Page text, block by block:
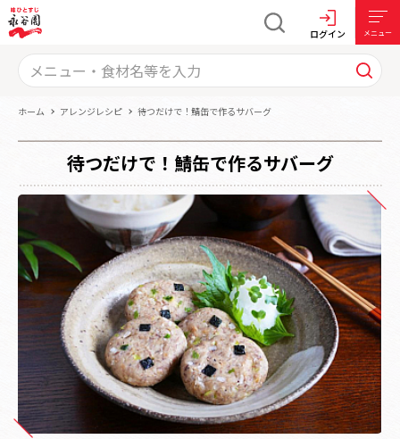
ログイン メニュー
ホーム アレンジレシピ 待つだけで！鯖缶で作るサバーグ
待つだけで！鯖缶で作るサバーグ